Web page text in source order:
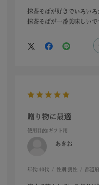
抹茶そばが好きでいろい
抹茶そばが一番美味しいで
贈り物に最適
使用目的:ギフト用
あきお
年代:40代 性別: 男性 都道